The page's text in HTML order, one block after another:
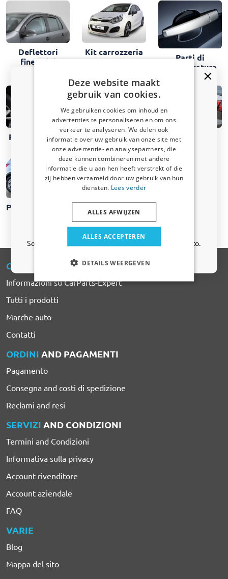
Deflettori
finestrini
Kit carrozzeria
Parti di
mascheratura
esterne
Pedane laterali
Piastre
sottoscocca
Proteggi
paraurti
Proteggiportiere
Spoiler
CARPARTS -EXPERT
Informazioni su CarParts-Expert
Tutti i prodotti
Marche auto
Contatti
ORDINI AND PAGAMENTI
Pagamento
Consegna and costi di spedizione
Reclami and resi
SERVIZI AND CONDIZIONI
Termini and Condizioni
Informativa sulla privacy
Account rivenditore
Account aziendale
FAQ
VARIE
Blog
Mappa del sito
Deze website maakt
gebruik van cookies.
We gebruiken cookies om inhoud en
advertenties te personaliseren en om ons
verkeer te analyseren. We delen ook
informatie over uw gebruik van onze site met
onze advertentie- en analysepartners, die
deze kunnen combineren met andere
informatie die u aan hen heeft verstrekt of die
zij hebben verzameld door uw gebruik van hun
diensten. Lees verder
ALLES ACCEPTEREN
ALLES AFWIJZEN
DETAILS WEERGEVEN
Ricevi un codice sconto del 5%
Iscriviti alla newsletter e risparmia subito! Lo
sconto scade tra 3 giorni.
Email address
Sì, voglio il mio sconto
Solo aggiornamenti e offerte rilevanti per la tua auto.